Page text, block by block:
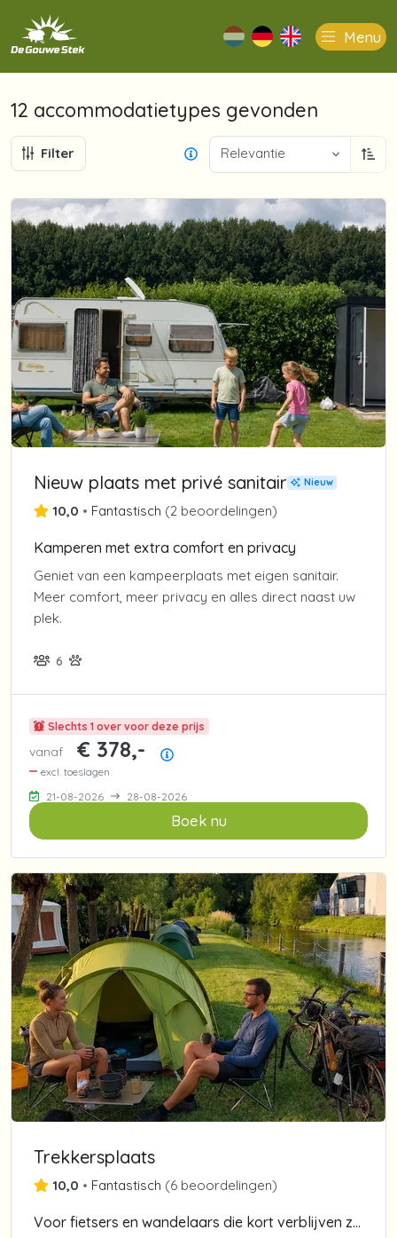
Menu
nl de en
12 accommodatietypes gevonden
Filter Relevantie
Nieuw plaats met privé sanitair Nieuw
10,0 • Fantastisch (2 beoordelingen)
Kamperen met extra comfort en privacy
Geniet van een kampeerplaats met eigen sanitair.
Meer comfort, meer privacy en alles direct naast uw
plek.
6
Slechts 1 over voor deze prijs
vanaf € 378,-
excl. toeslagen
21-08-2026
28-08-2026
Boek nu
Trekkersplaats
10,0 • Fantastisch (6 beoordelingen)
Voor fietsers en wandelaars die kort verblijven zonder stroom